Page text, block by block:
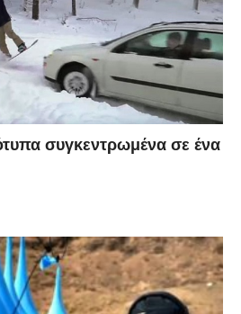
συγκεντρωμένα σε ένα